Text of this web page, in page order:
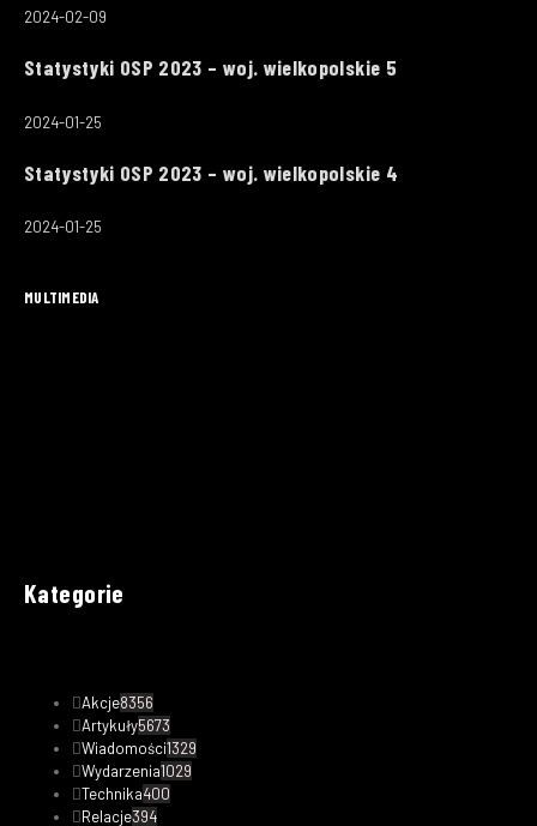
2024-02-09
Statystyki OSP 2023 – woj. wielkopolskie 5
2024-01-25
Statystyki OSP 2023 – woj. wielkopolskie 4
2024-01-25
MULTIMEDIA
Kategorie
Akcje8356
Artykuły5673
Wiadomości1329
Wydarzenia1029
Technika400
Relacje394